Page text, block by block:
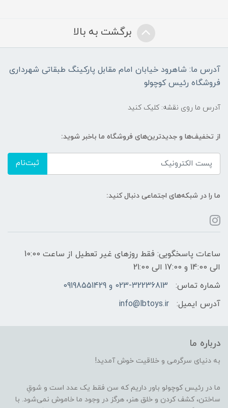
برگشت به بالا
آدرس ما: شاهرود خیابان امام مقابل پارکینگ طبقاتی شهرداری
فروشگاه رئیس کوچولو
آدرس ما روی نقشه: کلیک کنید
از تخفیف‌ها و جدیدترین‌های فروشگاه ما باخبر شوید:
ثبت‌نام
ما را در شبکه‌های اجتماعی دنبال کنید:
ساعات پاسخگویی: فقط روزهای غیر تعطیل از ساعت 10:00
الی 14:00 و 17:00 الی 21:00
شماره تماس:
023-32236813 و 09198551429
آدرس ایمیل:
info@lbtoys.ir
درباره ما
به دنیای سرگرمی و خلاقیت خوش آمدید!
ما در رئیس کوچولو باور داریم که سن فقط یک عدد است و شوقِ
ساختن، کشف کردن و خلق هنر، هرگز در وجود ما خاموش نمی‌شود. با